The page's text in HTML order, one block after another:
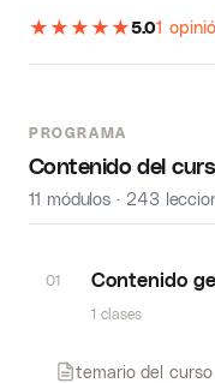
★ ★ ★ ★ ★5.01
PROGRAMA
Contenido del
11 módulos · 243
01 Contenido
1 clases
temario del curso